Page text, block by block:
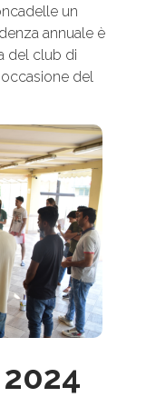
un
annuale è
del club di
del